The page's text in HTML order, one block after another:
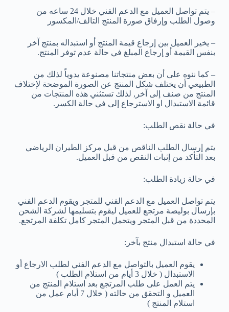
– يتم تواصل العميل مع الدعم الفني خلال 24 ساعه من
وصول الطلب وإرفاق صورة المنتج التالف/المكسور
– يخير العميل بين إرجاع قيمة المنتج أو استبداله بمنتج آخر
بنفس القيمة أو إرجاع المبلغ في حالة عدم توفر المنتج.
– كما ننوه على أن بعض منتجاتنا مصنوعة يدوياً لذلك من
الطبيعي أن يختلف شكل المنتج عن الصورة الموضحة لإختلاف
المنتج من صنف إلى آخر, لذلك تستثني هذه المنتجات من
قائمة الاستبدال او الاسترجاع إلى في حالة الكسر.
في حالة نقص الطلب:
يتم إرسال الطلب الناقص من قبل مركز الطيران الرياضي
بعد التأكد من إثبات النقص من قبل العميل.
في حالة زيادة الطلب:
يتم تواصل العميل مع الدعم الفني للمتجر ويقوم الدعم الفني
بإرسال بوليصة مرتجع للعميل ليقوم بتسليمها لشركة الشحن
المحددة من قبل المتجر ويتحمل المتجر كامل تكلفة المرتجع.
في حالة استبدال منتج بآخر:
يقوم العميل بالتواصل مع الدعم الفني لطلب الارجاع أو
الاستبدال ( خلال 3 أيام من استلام الطلب )
يتم العمل على طلب المرتجع بعد استلام المنتج من
العميل و التحقق من حالته ( خلال 7 أيام عمل من
استلام المنتج )